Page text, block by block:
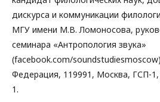
дискурса и коммуникации
МГУ имени М.В. Ломоносова,
семинара «Антропология звука»
(facebook.com/
Федерация, 119991, Москва, ГСП-1,
1.